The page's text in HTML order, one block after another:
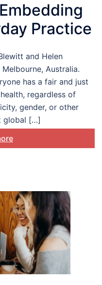
Practice
and Helen
Australia.
has a fair and just
regardless of
gender, or other
global […]